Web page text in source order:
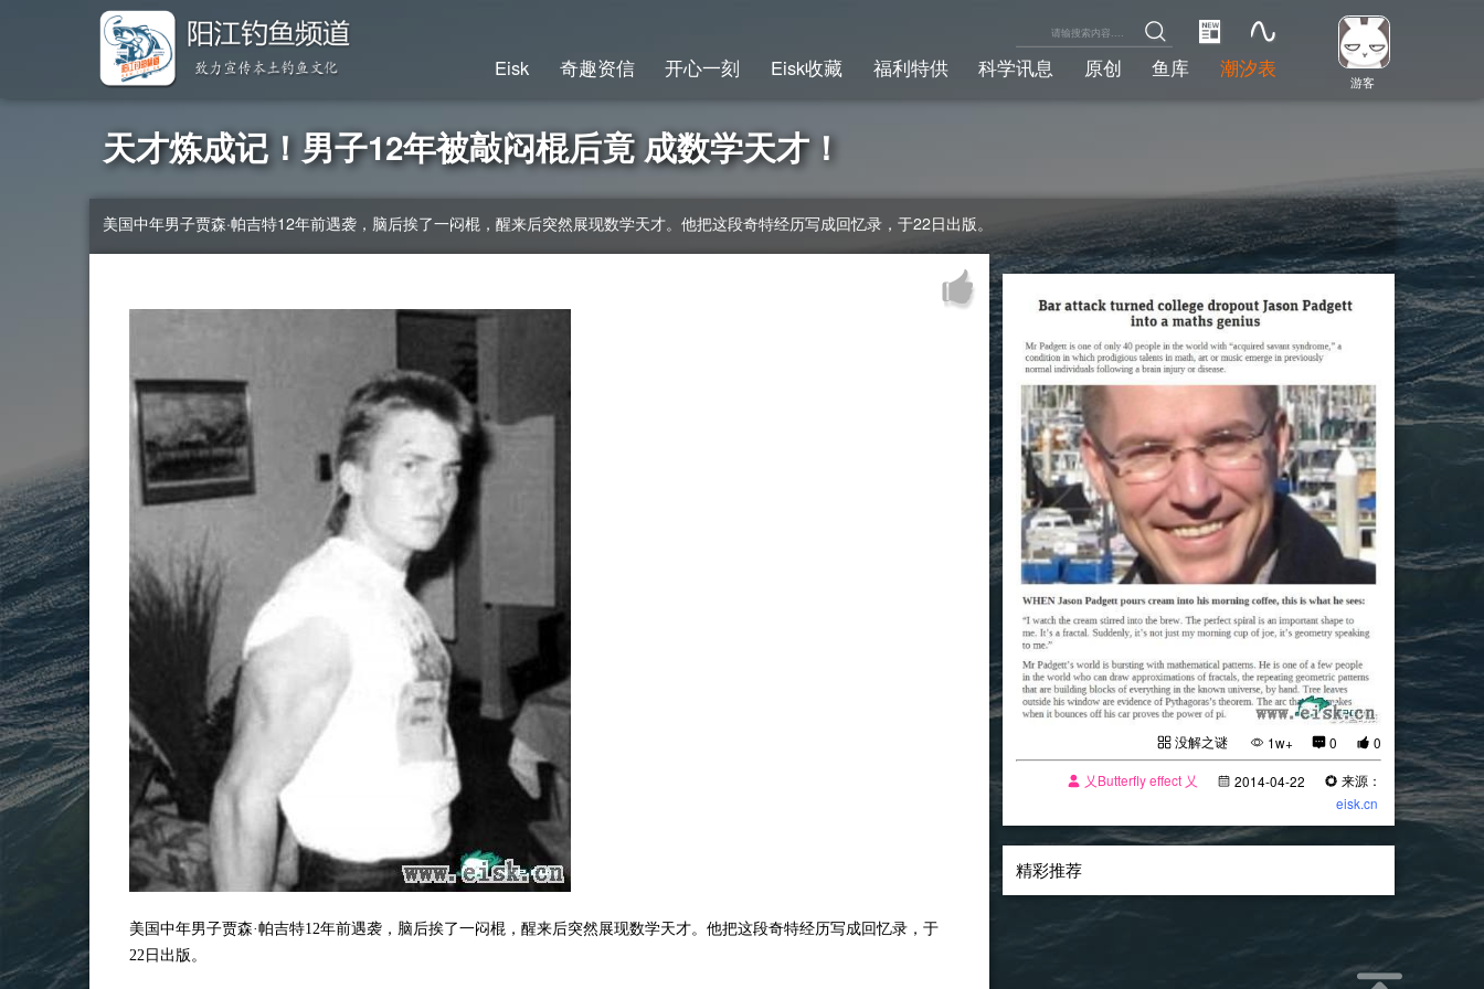
游客
Eisk 奇趣资信 开心一刻 Eisk收藏 福利特供 科学讯息 原创 鱼库 潮汐表
天才炼成记！男子12年被敲闷棍后竟 成数学天才！
美国中年男子贾森·帕吉特12年前遇袭，脑后挨了一闷棍，醒来后突然展现数学天才。他把这段奇特经历写成回忆录，于22日出版。
美国中年男子贾森·帕吉特12年前遇袭，脑后挨了一闷棍，醒来后突然展现数学天才。他把这段奇特经历写成回忆录，于
22日出版。
没解之谜 1w+ 0
0
乂Butterfly effect 乂
2014-04-22
来源：
eisk.cn
精彩推荐